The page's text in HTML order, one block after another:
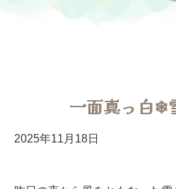
一面真っ白
2025年11月18日